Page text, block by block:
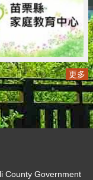
更多
County Government